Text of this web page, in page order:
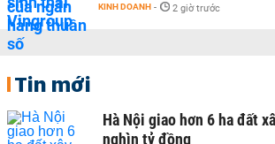
KINH DOANH - 2 giờ trước
Tin mới
Hà Nội giao hơn 6 ha đất
nghìn tỷ đồng